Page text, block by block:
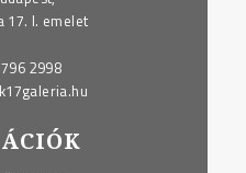
17. I. emelet
2998